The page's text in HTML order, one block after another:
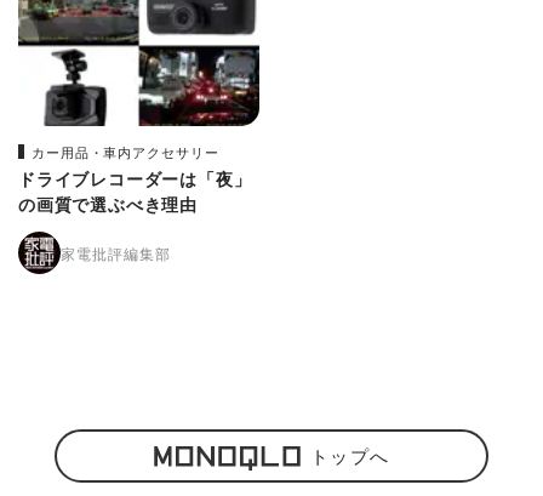
カー用品・車内アクセサリー
ドライブレコーダーは「夜」
の画質で選ぶべき理由
家電批評編集部
トップへ